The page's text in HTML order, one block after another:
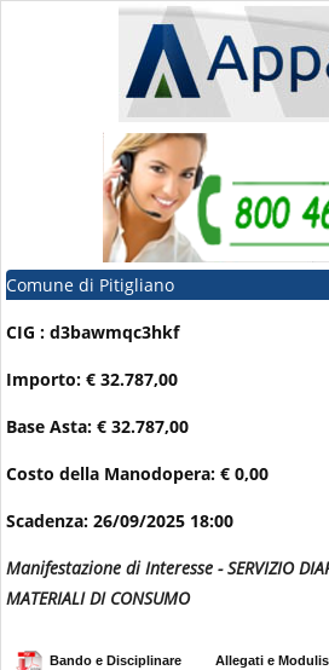
Comune di Pitigliano
CIG : d3bawmqc3hkf
Importo: € 32.787,00
Base Asta: € 32.787,00
Costo della Manodopera: € 0,00
Scadenza: 26/09/2025 18:00
Manifestazione di Interesse - SERVIZIO
MATERIALI DI CONSUMO
Bando e Disciplinare Allegati e